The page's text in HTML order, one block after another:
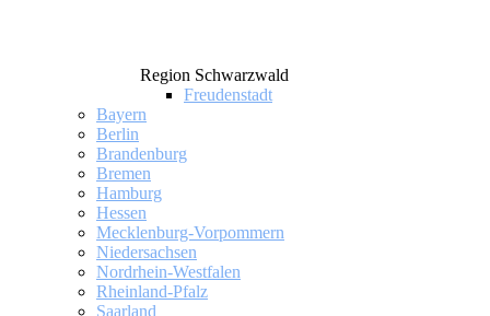
Region Schwarzwald
Freudenstadt
Bayern
Berlin
Brandenburg
Bremen
Hamburg
Hessen
Mecklenburg-Vorpommern
Niedersachsen
Nordrhein-Westfalen
Rheinland-Pfalz
Saarland